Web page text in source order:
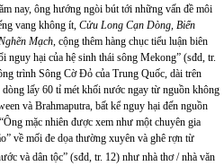
nay, ông hướng ngòi bút tới những vấn đề môi
vang không ít, Cửu Long Cạn Dòng, Biển
Mạch, cộng thêm hàng chục tiểu luận biên
nguy hại của hệ sinh thái sông Mekong” (sđd, tr.
trình Sông Cờ Đỏ của Trung Quốc, dài trên
lấy 60 tỉ mét khối nước ngay từ nguồn không
và Brahmaputra, bất kể nguy hại đến nguồn
mặc nhiên được xem như một chuyên gia
về mối đe dọa thường xuyên và ghê rợn từ
và dân tộc” (sđd, tr. 12) như nhà thơ / nhà văn